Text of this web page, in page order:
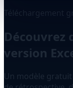
Téléchargement
Découvrez
version
Un modèle